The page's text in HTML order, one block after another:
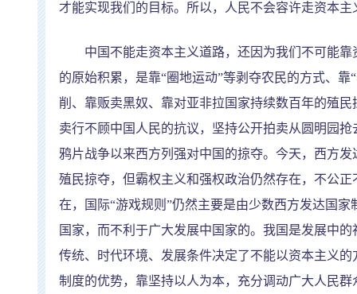
才能实现我们的目标。所以，人民不会容许走资本主
中国不能走资本主义道路，还因为我们不可能靠
的原始积累，是靠“圈地运动”等剥夺农民的方式、靠“
削、靠贩卖黑奴、靠对亚非拉国家持续数百年的殖
卖行不顾中国人民的抗议，坚持公开拍卖从圆明园
鸦片战争以来西方列强对中国的掠夺。今天，西方
殖民掠夺，但霸权主义和强权政治仍然存在，不公
在，国际“游戏规则 ”仍然主要是由少数西方发达国家
国家，而不利于广大发展中国家的。我国是发展中的
传统、时代环境、发展条件决定了不能以资本主义
制度的优势，靠坚持以人为本，充分调动广大人民